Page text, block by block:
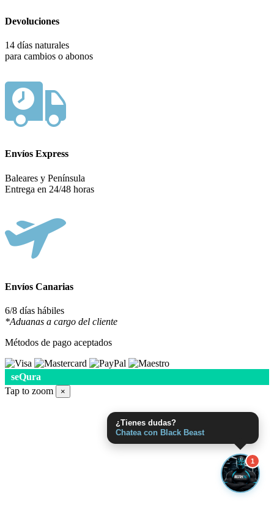
Devoluciones
14 días naturales
para cambios o abonos
Envíos Express
Baleares y Península
Entrega en 24/48 horas
Envíos Canarias
6/8 días hábiles
*Aduanas a cargo del cliente
Métodos de pago aceptados
seQura
Tap to zoom
×
¿Tienes dudas?
Chatea con Black Beast
1